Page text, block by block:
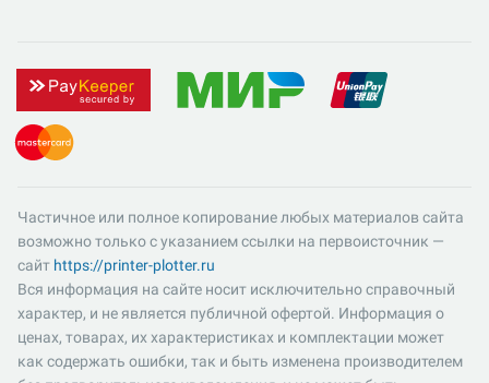
Частичное или полное копирование любых материалов сайта
возможно только с указанием ссылки на первоисточник —
сайт https://printer-plotter.ru
Вся информация на сайте носит исключительно справочный
характер, и не является публичной офертой. Информация о
ценах, товарах, их характеристиках и комплектации может
как содержать ошибки, так и быть изменена производителем